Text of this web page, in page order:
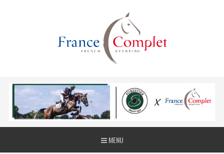
MENU
La journée du complet & le derby cross
indoor reviennent le 23 Janvier 2027 !